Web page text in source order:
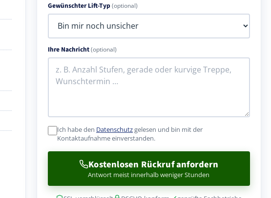
Gewünschter Lift-Typ(optional)
Ihre Nachricht(optional)
Ich habe den Datenschutzgelesen und bin mit der
Kontaktaufnahme einverstanden.
Kostenlosen Rückruf anfordern
Antwort meist innerhalb weniger Stunden